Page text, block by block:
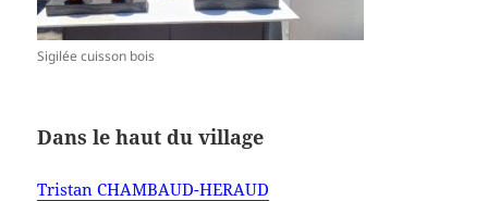
Sigilée cuisson bois
Dans le haut du village
Tristan CHAMBAUD-HERAUD